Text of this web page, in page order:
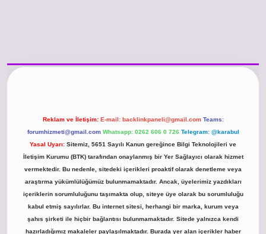
Reklam ve İletişim: E-mail: backlinkpaneli@gmail.com Teams:
forumhizmeti@gmail.com Whatsapp: 0262 606 0 726 Telegram: @karabul
Yasal Uyarı: Sitemiz, 5651 Sayılı Kanun gereğince Bilgi Teknolojileri ve
İletişim Kurumu (BTK) tarafından onaylanmış bir Yer Sağlayıcı olarak hizmet
vermektedir. Bu nedenle, sitedeki içerikleri proaktif olarak denetleme veya
araştırma yükümlülüğümüz bulunmamaktadır. Ancak, üyelerimiz yazdıkları
içeriklerin sorumluluğunu taşımakta olup, siteye üye olarak bu sorumluluğu
kabul etmiş sayılırlar. Bu internet sitesi, herhangi bir marka, kurum veya
şahıs şirketi ile hiçbir bağlantısı bulunmamaktadır. Sitede yalnızca kendi
hazırladığımız makaleler paylaşılmaktadır. Burada yer alan içerikler haber